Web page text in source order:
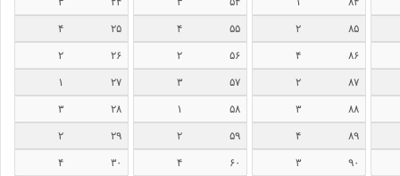
۲۵ ۴
۲۶ ۲
۲۷ ۱
۲۸ ۳
۲۹ ۲
۳۰ ۴
۵۵ ۴
۵۶ ۲
۵۷ ۳
۵۸ ۱
۵۹ ۲
۶۰ ۴
۸۵ ۲
۸۶ ۴
۸۷ ۲
۸۸ ۳
۸۹ ۴
۹۰ ۳